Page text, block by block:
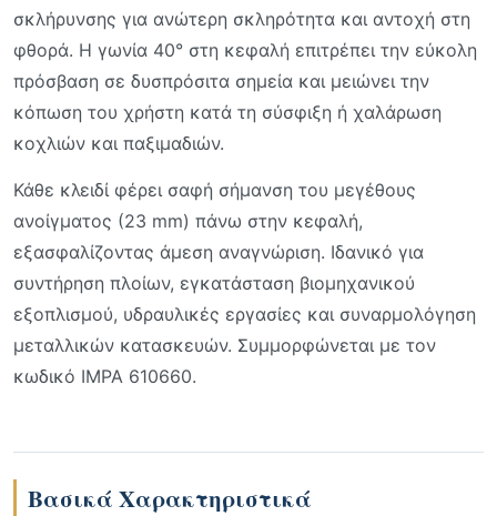
σκλήρυνσης για ανώτερη σκληρότητα και αντοχή στη
φθορά. Η γωνία 40° στη κεφαλή επιτρέπει την εύκολη
πρόσβαση σε δυσπρόσιτα σημεία και μειώνει την
κόπωση του χρήστη κατά τη σύσφιξη ή χαλάρωση
κοχλιών και παξιμαδιών.
Κάθε κλειδί φέρει σαφή σήμανση του μεγέθους
ανοίγματος (23 mm) πάνω στην κεφαλή,
εξασφαλίζοντας άμεση αναγνώριση. Ιδανικό για
συντήρηση πλοίων, εγκατάσταση βιομηχανικού
εξοπλισμού, υδραυλικές εργασίες και συναρμολόγηση
μεταλλικών κατασκευών. Συμμορφώνεται με τον
κωδικό IMPA 610660.
Βασικά Χαρακτηριστικά